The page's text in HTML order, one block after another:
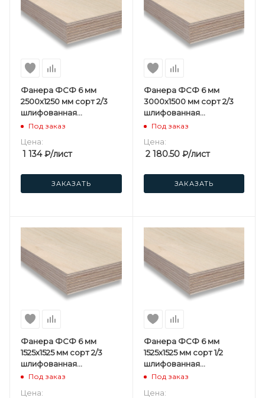
Фанера ФСФ 6 мм
2500х1250 мм сорт 2/3
шлифованная
березовая
Под заказ
Цена:
1 134₽/лист
ЗАКАЗАТЬ
Фанера ФСФ 6 мм
3000х1500 мм сорт 2/3
шлифованная
березовая
Под заказ
Цена:
2 180.50₽/лист
ЗАКАЗАТЬ
Фанера ФСФ 6 мм
1525х1525 мм сорт 2/3
шлифованная
березовая
Под заказ
Цена:
Фанера ФСФ 6 мм
1525х1525 мм сорт 1/2
шлифованная
березовая
Под заказ
Цена: